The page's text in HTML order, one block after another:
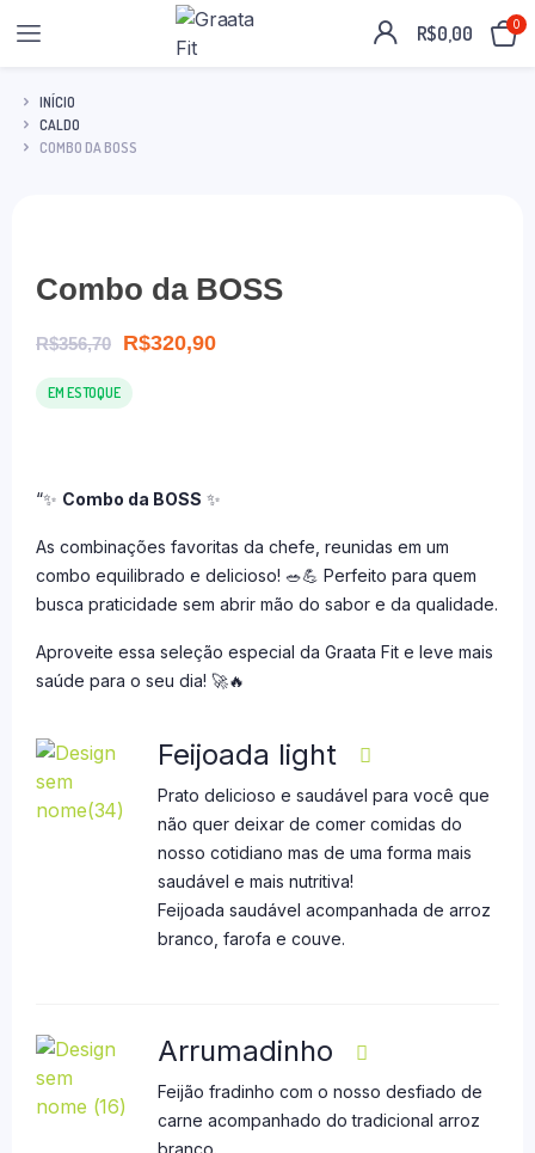
R$0,00 0
INÍCIO
CALDO
COMBO DA BOSS
Combo da BOSS
R$356,70 R$320,90
EM ESTOQUE
“✨ Combo da BOSS ✨
As combinações favoritas da chefe, reunidas em um
combo equilibrado e delicioso! 🥗💪 Perfeito para quem
busca praticidade sem abrir mão do sabor e da qualidade.
Aproveite essa seleção especial da Graata Fit e leve mais
saúde para o seu dia! 🚀🔥
Feijoada light
Prato delicioso e saudável para você que
não quer deixar de comer comidas do
nosso cotidiano mas de uma forma mais
saudável e mais nutritiva!
Feijoada saudável acompanhada de arroz
branco, farofa e couve.
Arrumadinho
Feijão fradinho com o nosso desfiado de
carne acompanhado do tradicional arroz